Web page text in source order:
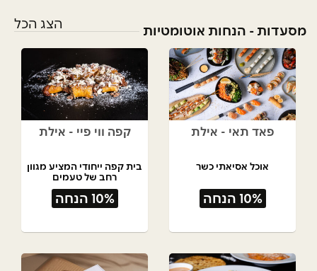
מסעדות - הנחות אוטומטיות הצג הכל
פאד תאי - אילת
אוכל אסיאתי כשר
10% הנחה
קפה ווי פיי - אילת
בית קפה ייחודי המציע מגוון
רחב של טעמים
10% הנחה